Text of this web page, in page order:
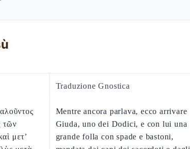
Traduzione Gnostica
τῶν
μετ’
Mentre ancora parlava, ecco arrivare
Giuda, uno dei Dodici, e con lui una
grande folla con spade e bastoni,